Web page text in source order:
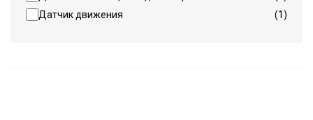
Датчик движения
(1)